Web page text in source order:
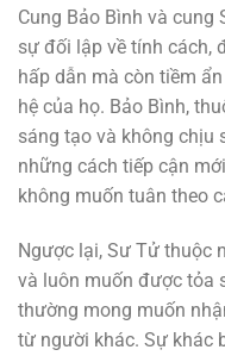
Cung Bảo Bình và
sự đối lập về tính cách,
hấp dẫn mà còn tiềm
hệ của họ. Bảo Bình,
sáng tạo và không chịu
những cách tiếp cận
không muốn tuân theo
Ngược lại, Sư Tử thuộc
và luôn muốn được tỏa
thường mong muốn
từ người khác. Sự khác